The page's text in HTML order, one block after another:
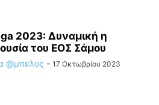
2023: Δυναμική η
του ΕΟΣ Σάμου
@μπελος - 17 Οκτωβρίου 2023